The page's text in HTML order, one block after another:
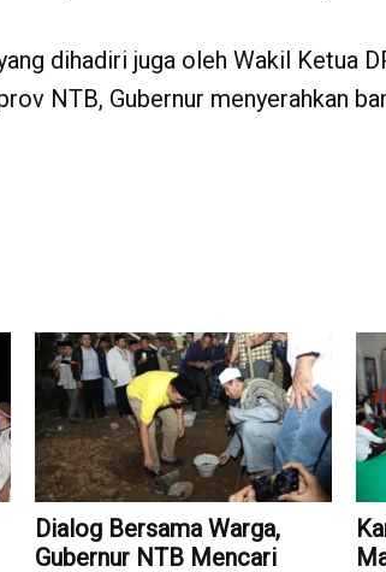
dihadiri juga oleh Wakil Ketua
NTB, Gubernur menyerahkan
Dialog Bersama Warga,
Gubernur NTB Mencari